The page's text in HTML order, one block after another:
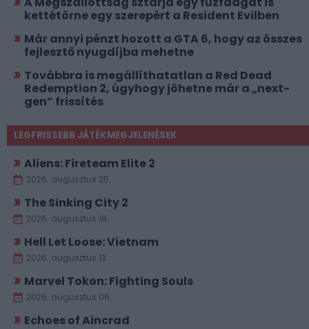
kettétörne egy szerepért a Resident Evilben
Már annyi pénzt hozott a GTA 6, hogy az összes
fejlesztő nyugdíjba mehetne
Továbbra is megállíthatatlan a Red Dead
Redemption 2, úgyhogy jöhetne már a „next-
gen” frissítés
LEGFRISSEBB JÁTÉKMEGJELENÉSEK
Aliens: Fireteam Elite 2
2026. augusztus 25.
The Sinking City 2
2026. augusztus 18.
Hell Let Loose: Vietnam
2026. augusztus 13.
Marvel Tokon: Fighting Souls
2026. augusztus 06.
Echoes of Aincrad